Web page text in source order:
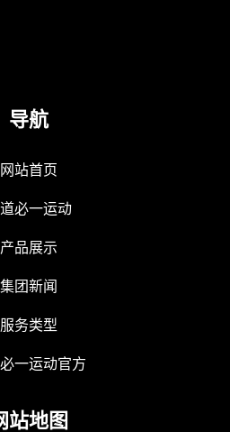
导航
网站首页
必一运动
产品展示
集团新闻
服务类型
一运动官方
站地图